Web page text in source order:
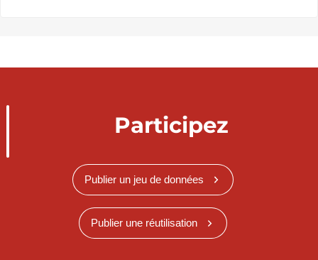
Participez
Publier un jeu de données
Publier une réutilisation